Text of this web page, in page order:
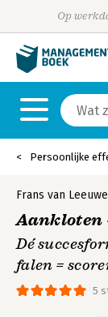
Op
Persoonlijke
5
Frans van
Aankloten
Dé
falen =